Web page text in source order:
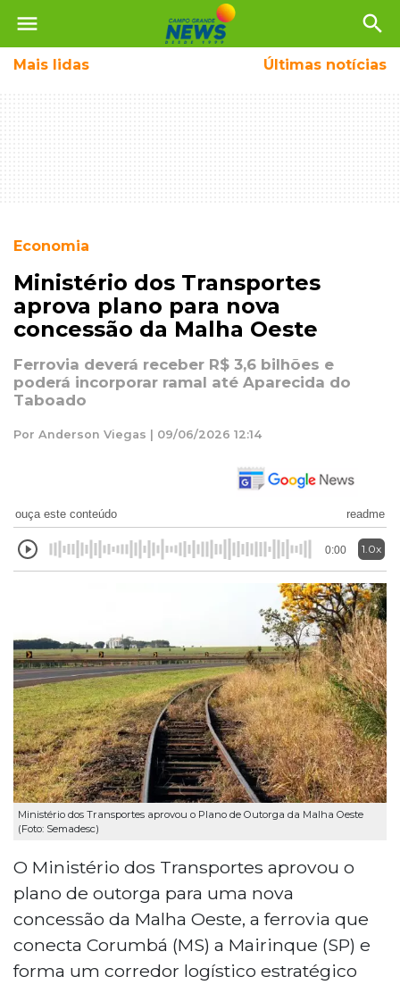
menu search
Mais lidas Últimas notícias
Economia
Ministério dos Transportes
aprova plano para nova
concessão da Malha Oeste
Ferrovia deverá receber R$ 3,6 bilhões e
poderá incorporar ramal até Aparecida do
Taboado
Por Anderson Viegas | 09/06/2026 12:14
ouça este conteúdo readme
0:00 1.0x
Ministério dos Transportes aprovou o Plano de Outorga da Malha Oeste
(Foto: Semadesc)
O Ministério dos Transportes aprovou o
plano de outorga para uma nova
concessão da Malha Oeste, a ferrovia que
conecta Corumbá (MS) a Mairinque (SP) e
forma um corredor logístico estratégico